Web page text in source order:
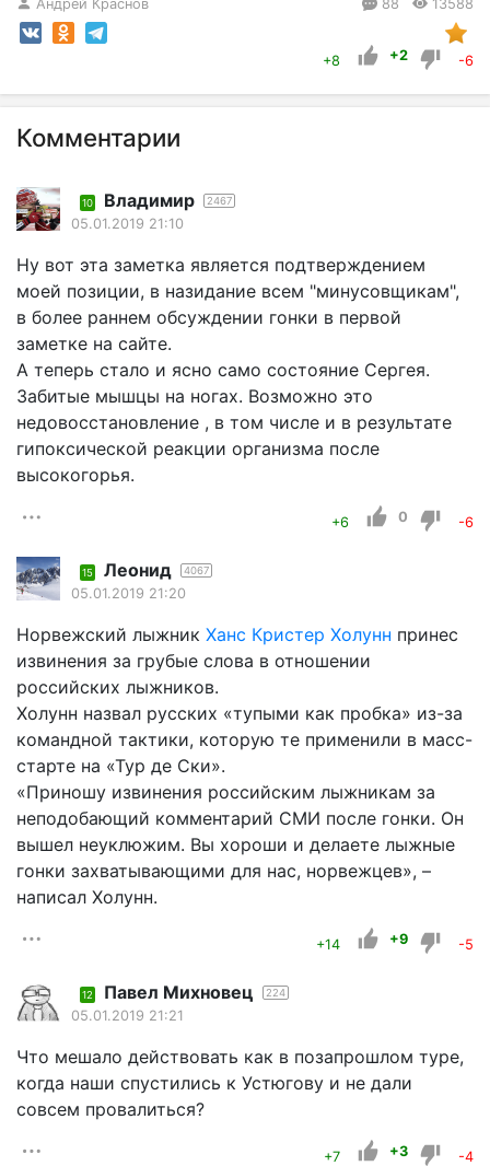
+8 +2 -6
Комментарии
10 Владимир 2467
05.01.2019 21:10
Ну вот эта заметка является подтверждением
моей позиции, в назидание всем "минусовщикам",
в более раннем обсуждении гонки в первой
заметке на сайте.
А теперь стало и ясно само состояние Сергея.
Забитые мышцы на ногах. Возможно это
недовосстановление , в том числе и в результате
гипоксической реакции организма после
высокогорья.
+6 0 -6
15 Леонид 4067
05.01.2019 21:20
Норвежский лыжник Ханс Кристер Холунн принес
извинения за грубые слова в отношении
российских лыжников.
Холунн назвал русских «тупыми как пробка» из-за
командной тактики, которую те применили в масс-
старте на «Тур де Ски».
«Приношу извинения российским лыжникам за
неподобающий комментарий СМИ после гонки. Он
вышел неуклюжим. Вы хороши и делаете лыжные
гонки захватывающими для нас, норвежцев», –
написал Холунн.
+14 +9 -5
12 Павел Михновец 224
05.01.2019 21:21
Что мешало действовать как в позапрошлом туре,
когда наши спустились к Устюгову и не дали
совсем провалиться?
+7 +3 -4